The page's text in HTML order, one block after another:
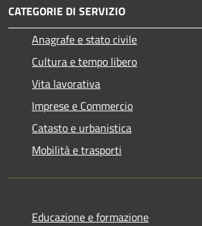
CATEGORIE DI SERVIZIO
Anagrafe e stato civile
Cultura e tempo libero
Vita lavorativa
Imprese e Commercio
Catasto e urbanistica
Mobilità e trasporti
Educazione e formazione